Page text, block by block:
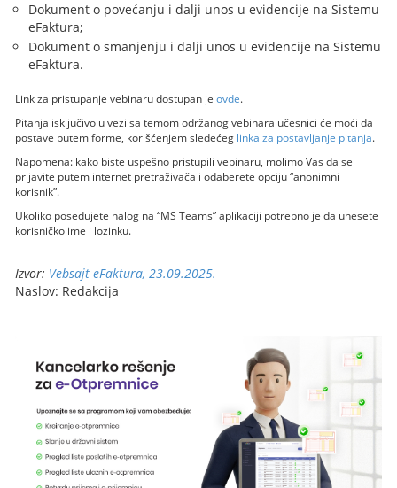
Dokument o povećanju i dalji unos u evidencije na Sistemu
eFaktura;
Dokument o smanjenju i dalji unos u evidencije na Sistemu
eFaktura.
Link za pristupanje vebinaru dostupan jeovde.
Pitanja isključivo u vezi sa temom održanog vebinara učesnici će moći da
postave putem forme, korišćenjem sledećeg linka za postavljanje pitanja.
Napomena: kako biste uspešno pristupili vebinaru, molimo Vas da se
prijavite putem internet pretraživača i odaberete opciju “anonimni
korisnik”.
Ukoliko posedujete nalog na “MS Teams” aplikaciji potrebno je da unesete
korisničko ime i lozinku.
Izvor: Vebsajt eFaktura, 23.09.2025.
Naslov: Redakcija